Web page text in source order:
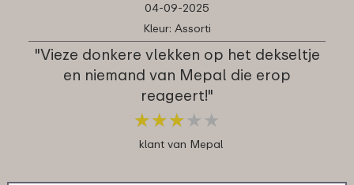
04-09-2025
Kleur: Assorti
"Vieze donkere vlekken op het dekseltje
en niemand van Mepal die erop
reageert!"
★★★ ★ ★
★★★ ★ ★
klant van Mepal